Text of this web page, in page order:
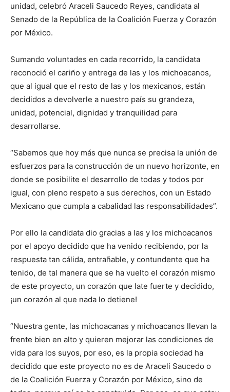
unidad, celebró Araceli Saucedo Reyes, candidata al
Senado de la República de la Coalición Fuerza y Corazón
por México.
Sumando voluntades en cada recorrido, la candidata
reconoció el cariño y entrega de las y los michoacanos,
que al igual que el resto de las y los mexicanos, están
decididos a devolverle a nuestro país su grandeza,
unidad, potencial, dignidad y tranquilidad para
desarrollarse.
“Sabemos que hoy más que nunca se precisa la unión de
esfuerzos para la construcción de un nuevo horizonte, en
donde se posibilite el desarrollo de todas y todos por
igual, con pleno respeto a sus derechos, con un Estado
Mexicano que cumpla a cabalidad las responsabilidades”.
Por ello la candidata dio gracias a las y los michoacanos
por el apoyo decidido que ha venido recibiendo, por la
respuesta tan cálida, entrañable, y contundente que ha
tenido, de tal manera que se ha vuelto el corazón mismo
de este proyecto, un corazón que late fuerte y decidido,
¡un corazón al que nada lo detiene!
“Nuestra gente, las michoacanas y michoacanos llevan la
frente bien en alto y quieren mejorar las condiciones de
vida para los suyos, por eso, es la propia sociedad ha
decidido que este proyecto no es de Araceli Saucedo o
de la Coalición Fuerza y Corazón por México, sino de